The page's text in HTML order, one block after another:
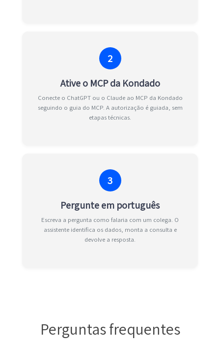
2
Ative o MCP da Kondado
Conecte o ChatGPT ou o Claude ao MCP da Kondado
seguindo o guia do MCP. A autorização é guiada, sem
etapas técnicas.
3
Pergunte em português
Escreva a pergunta como falaria com um colega. O
assistente identifica os dados, monta a consulta e
devolve a resposta.
Perguntas frequentes